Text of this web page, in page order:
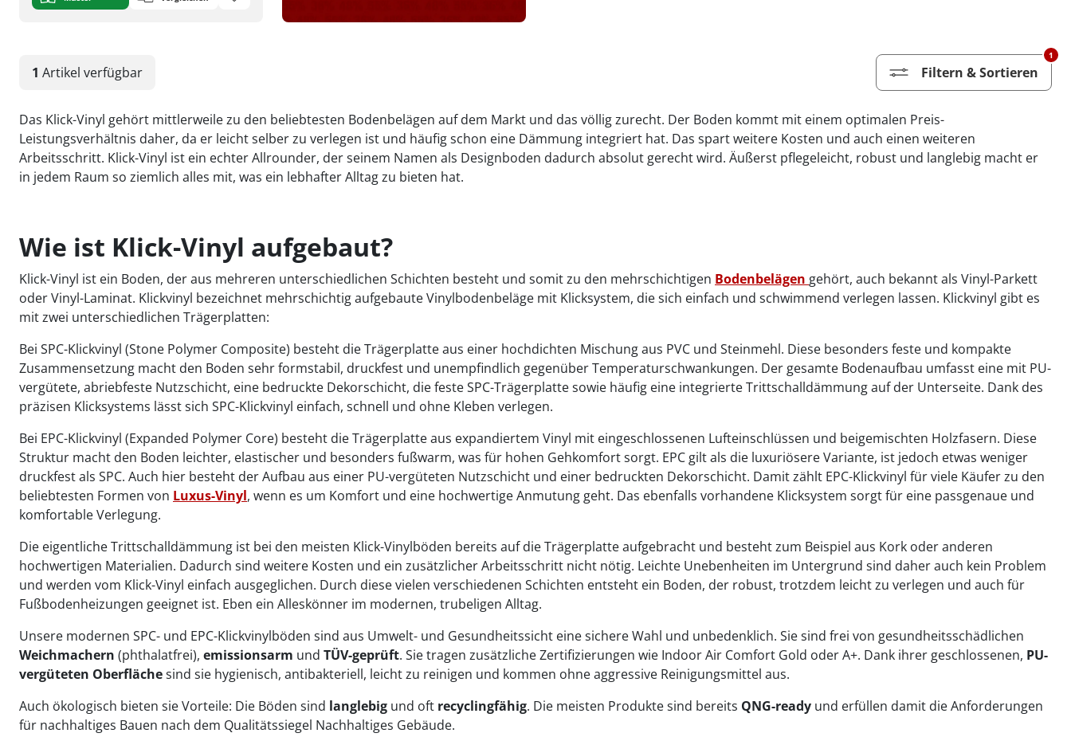
1 Artikel verfügbar Filtern & Sortieren
1
Das Klick-Vinyl gehört mittlerweile zu den beliebtesten Bodenbelägen auf dem Markt und das völlig zurecht. Der Boden kommt mit einem optimalen Preis-
Leistungsverhältnis daher, da er leicht selber zu verlegen ist und häufig schon eine Dämmung integriert hat. Das spart weitere Kosten und auch einen weiteren
Arbeitsschritt. Klick-Vinyl ist ein echter Allrounder, der seinem Namen als Designboden dadurch absolut gerecht wird. Äußerst pflegeleicht, robust und langlebig macht er
in jedem Raum so ziemlich alles mit, was ein lebhafter Alltag zu bieten hat.
Wie ist Klick-Vinyl aufgebaut?
Klick-Vinyl ist ein Boden, der aus mehreren unterschiedlichen Schichten besteht und somit zu den mehrschichtigen Bodenbelägen gehört, auch bekannt als Vinyl-Parkett
oder Vinyl-Laminat. Klickvinyl bezeichnet mehrschichtig aufgebaute Vinylbodenbeläge mit Klicksystem, die sich einfach und schwimmend verlegen lassen. Klickvinyl gibt es
mit zwei unterschiedlichen Trägerplatten:
Bei SPC-Klickvinyl (Stone Polymer Composite) besteht die Trägerplatte aus einer hochdichten Mischung aus PVC und Steinmehl. Diese besonders feste und kompakte
Zusammensetzung macht den Boden sehr formstabil, druckfest und unempfindlich gegenüber Temperaturschwankungen. Der gesamte Bodenaufbau umfasst eine mit PU-
vergütete, abriebfeste Nutzschicht, eine bedruckte Dekorschicht, die feste SPC-Trägerplatte sowie häufig eine integrierte Trittschalldämmung auf der Unterseite. Dank des
präzisen Klicksystems lässt sich SPC-Klickvinyl einfach, schnell und ohne Kleben verlegen.
Bei EPC-Klickvinyl (Expanded Polymer Core) besteht die Trägerplatte aus expandiertem Vinyl mit eingeschlossenen Lufteinschlüssen und beigemischten Holzfasern. Diese
Struktur macht den Boden leichter, elastischer und besonders fußwarm, was für hohen Gehkomfort sorgt. EPC gilt als die luxuriösere Variante, ist jedoch etwas weniger
druckfest als SPC. Auch hier besteht der Aufbau aus einer PU-vergüteten Nutzschicht und einer bedruckten Dekorschicht. Damit zählt EPC-Klickvinyl für viele Käufer zu den
beliebtesten Formen von Luxus-Vinyl, wenn es um Komfort und eine hochwertige Anmutung geht. Das ebenfalls vorhandene Klicksystem sorgt für eine passgenaue und
komfortable Verlegung.
Die eigentliche Trittschalldämmung ist bei den meisten Klick-Vinylböden bereits auf die Trägerplatte aufgebracht und besteht zum Beispiel aus Kork oder anderen
hochwertigen Materialien. Dadurch sind weitere Kosten und ein zusätzlicher Arbeitsschritt nicht nötig. Leichte Unebenheiten im Untergrund sind daher auch kein Problem
und werden vom Klick-Vinyl einfach ausgeglichen. Durch diese vielen verschiedenen Schichten entsteht ein Boden, der robust, trotzdem leicht zu verlegen und auch für
Fußbodenheizungen geeignet ist. Eben ein Alleskönner im modernen, trubeligen Alltag.
Unsere modernen SPC- und EPC-Klickvinylböden sind aus Umwelt- und Gesundheitssicht eine sichere Wahl und unbedenklich. Sie sind frei von gesundheitsschädlichen
Weichmachern (phthalatfrei), emissionsarm und TÜV-geprüft. Sie tragen zusätzliche Zertifizierungen wie Indoor Air Comfort Gold oder A+. Dank ihrer geschlossenen, PU-
vergüteten Oberflächesind sie hygienisch, antibakteriell, leicht zu reinigen und kommen ohne aggressive Reinigungsmittel aus.
Auch ökologisch bieten sie Vorteile: Die Böden sind langlebig und oft recyclingfähig. Die meisten Produkte sind bereits QNG-ready und erfüllen damit die Anforderungen
für nachhaltiges Bauen nach dem Qualitätssiegel Nachhaltiges Gebäude.